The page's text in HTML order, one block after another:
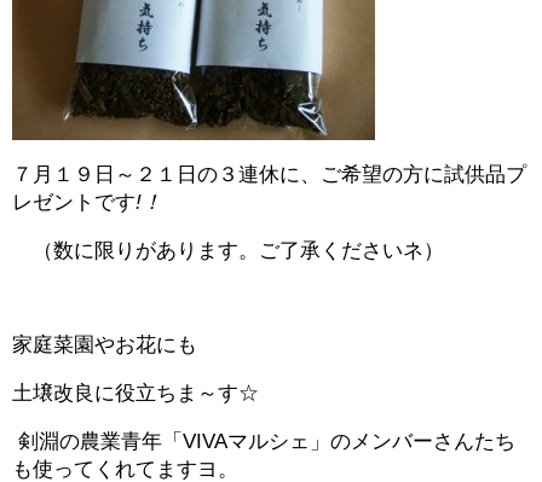
７月１９日～２１日の３連休に、ご希望の方に試供品プ
レゼントです!！
（数に限りがあります。ご了承くださいネ）
家庭菜園やお花にも
土壌改良に役立ちま～す☆
剣淵の農業青年「VIVAマルシェ」のメンバーさんたち
も使ってくれてますヨ。